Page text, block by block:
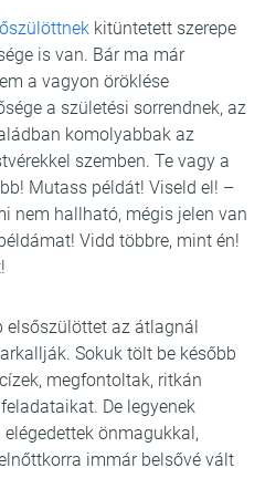
kitüntetett szerepe
is van. Bár ma már
a vagyon öröklése
a születési sorrendnek, az
komolyabbak az
szemben. Te vagy a
Mutass példát! Viseld el! –
nem hallható, mégis jelen van
Vidd többre, mint én!
elsőszülöttet az átlagnál
Sokuk tölt be később
megfontoltak, ritkán
De legyenek
elégedettek önmagukkal,
immár belsővé vált